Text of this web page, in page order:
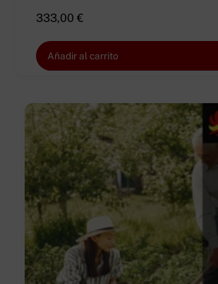
333,00 €
Añadir al carrito